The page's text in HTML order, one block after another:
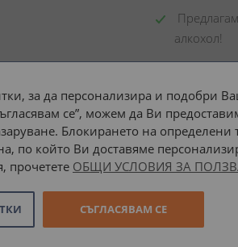
алкохол!
Доставка до
Онлайн магазин от
за да персонализира и подобри
се”, можем да Ви
Блокирането на
по който Ви доставяме
прочетете ОБЩИ УСЛОВИЯ ЗА
СЪГЛАСЯВАМ СЕ